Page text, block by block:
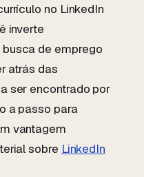
no LinkedIn
inverte
de emprego
atrás das
ser encontrado por
a passo para
vantagem
sobre LinkedIn